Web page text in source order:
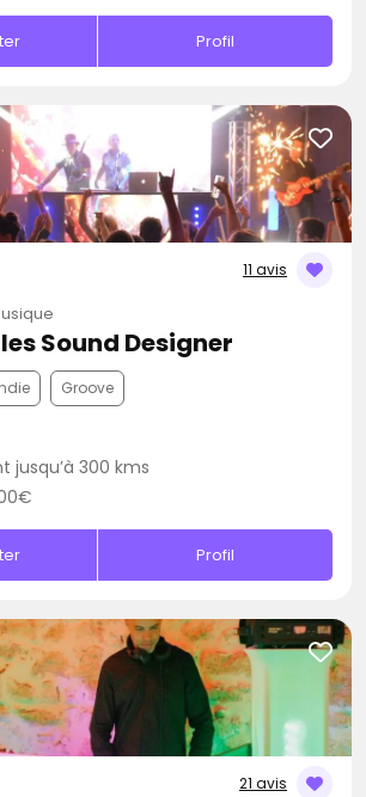
Profil
11 avis
Sound Designer
Groove
jusqu’à 300 kms
Profil
21 avis